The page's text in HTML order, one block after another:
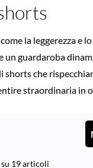
la leggerezza e
un guardaroba
shorts che
straordinaria in
19 articoli